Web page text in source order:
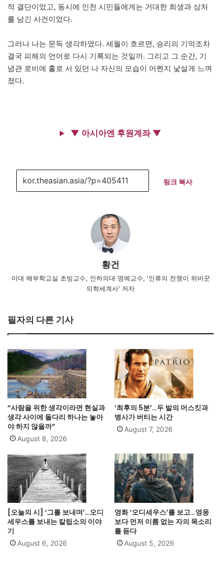
적 결단이었고, 동시에 인천 시민들에게는 거대한 희생과 상처
를 남긴 사건이었다.
그러나 나는 문득 생각하였다. 세월이 흐르면, 승리의 기억조차
결국 피해의 언어로 다시 기록되는 것일까. 그리고 그 순간, 기
념관 로비에 홀로 서 있던 나 자신의 모습이 어쩐지 낯설게 느껴
졌다.
▼ 아시아엔 후원계좌 ▼
링크 복사
황건
이대 해부학교실 초빙교수, 인하의대 명예교수, '인류의 전쟁이 뒤바꾼
의학세계사' 저자
필자의 다른 기사
“사람을 위한 생각이라면 현실과
생각 사이에 돌다리 하나는 놓아
야 하지 않을까”
August 8, 2026
‘최후의 5분’…두 발의 머스킷과
병사가 버티는 시간
August 7, 2026
[오늘의 시] ‘그를 보내며’…오디
세우스를 보내는 칼립소의 이야
기
August 6, 2026
영화 ‘오디세우스’를 보고…영웅
보다 먼저 이름 없는 자의 목소리
를 듣다
August 5, 2026